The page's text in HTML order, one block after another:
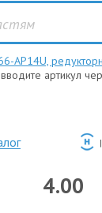
AP14U,
артикул
4.00